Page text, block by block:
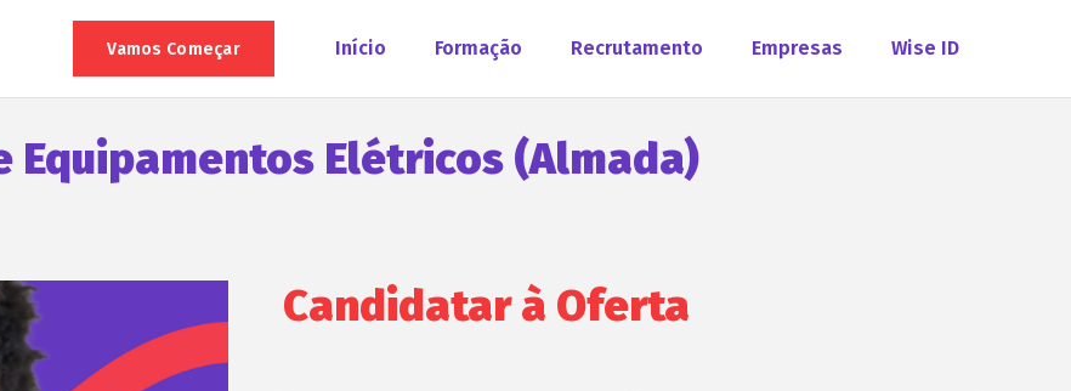
Vamos Começar Início Formação Recrutamento Empresas Wise ID
Elétricos (Almada)
Candidatar à Oferta